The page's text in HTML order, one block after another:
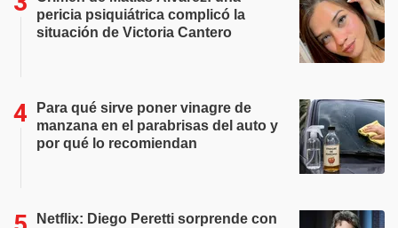
pericia psiquiátrica complicó la
situación de Victoria Cantero
Para qué sirve poner vinagre de
manzana en el parabrisas del auto y
por qué lo recomiendan
Netflix: Diego Peretti sorprende con